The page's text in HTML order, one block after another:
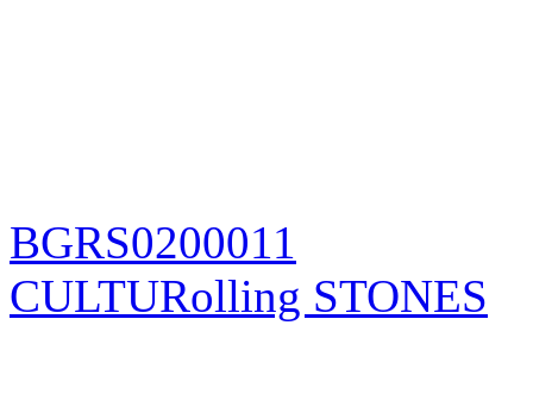
BGRS0200011
CULTURolling STONES